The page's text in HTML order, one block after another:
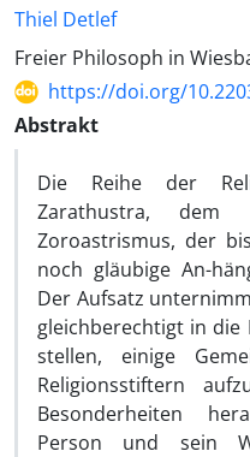
Thiel Detlef
Freier Philosoph in
https://doi.org/
Abstrakt
Die Reihe der
Zarathustra, dem
Zoroastrismus, der
noch gläubige An-
Der Aufsatz
gleichberechtigt in die
stellen, einige
Religionsstiftern
Besonderheiten
Person und sein